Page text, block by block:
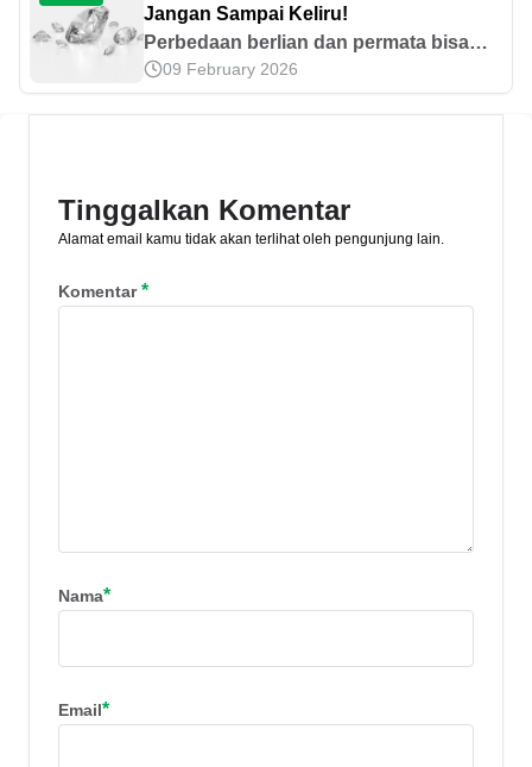
Jangan Sampai Keliru!
Perbedaan berlian dan permata bisa
terlihat melalui beberapa hal, seperti
warna, harga, dan keawetannya. Yuk,
09 February 2026
Tinggalkan Komentar
Alamat email kamu tidak akan terlihat oleh pengunjung lain.
Komentar*
Nama*
Email*